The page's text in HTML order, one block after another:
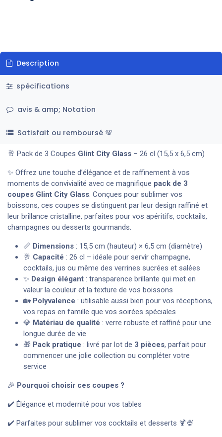
Description
spécifications
avis & amp; Notation
Satisfait ou remboursé 💯
🥂 Pack de 3 Coupes Glint City Glass – 26 cl (15,5 x 6,5 cm)
✨ Offrez une touche d’élégance et de raffinement à vos
moments de convivialité avec ce magnifique pack de 3
coupes Glint City Glass. Conçues pour sublimer vos
boissons, ces coupes se distinguent par leur design raffiné et
leur brillance cristalline, parfaites pour vos apéritifs, cocktails,
champagnes ou desserts gourmands.
📏 Dimensions : 15,5 cm (hauteur) × 6,5 cm (diamètre)
🥂 Capacité : 26 cl – idéale pour servir champagne,
cocktails, jus ou même des verrines sucrées et salées
✨ Design élégant : transparence brillante qui met en
valeur la couleur et la texture de vos boissons
🏡 Polyvalence : utilisable aussi bien pour vos réceptions,
vos repas en famille que vos soirées spéciales
💎 Matériau de qualité : verre robuste et raffiné pour une
longue durée de vie
🎁 Pack pratique : livré par lot de 3 pièces, parfait pour
commencer une jolie collection ou compléter votre
service
🎉 Pourquoi choisir ces coupes ?
✔️ Élégance et modernité pour vos tables
✔️ Parfaites pour sublimer vos cocktails et desserts 🍹🍨